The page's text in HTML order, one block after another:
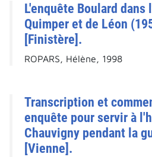
L'enquête Boulard dans
Quimper et de Léon
[Finistère].
ROPARS, Hélène, 1998
Transcription et
enquête pour servir à
Chauvigny pendant la
[Vienne].